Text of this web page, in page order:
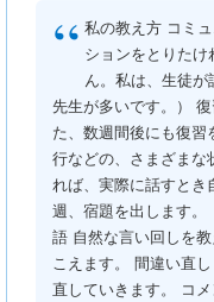
“ 私の教え方 コミ
ションをとりた
ん。私は、生徒
先生が多いです。）
た、数週間後にも復
行などの、さまざまな
れば、実際に話すと
週、宿題を出します
語 自然な言い回しを
こえます。 間違い直
直していきます。 コ